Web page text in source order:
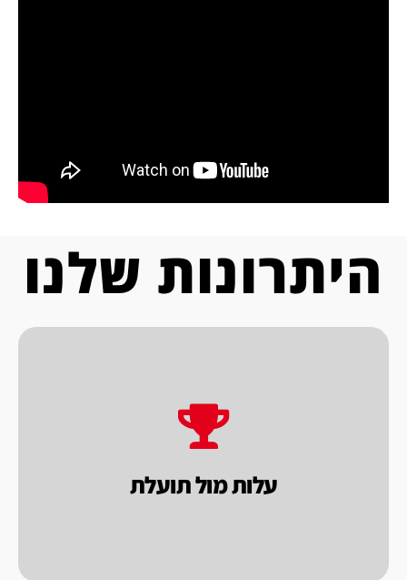
היתרונות שלנו
עלות מול תועלת
אנו בחברת פאקו בוחנים את המוצרים שאנו
העסקית, המטרה שלנו להשיא ערך לך הלקוח
בכל בחירה שתעשה.